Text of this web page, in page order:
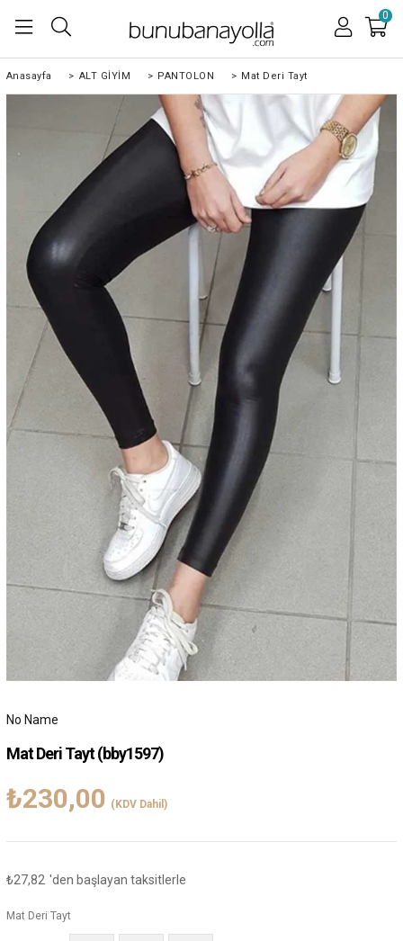
0
Anasayfa > ALT GİYİM > PANTOLON > Mat Deri Tayt
No Name
Mat Deri Tayt(bby1597)
₺230,00 (KDV Dahil)
₺27,82 'den başlayan taksitlerle
Mat Deri Tayt